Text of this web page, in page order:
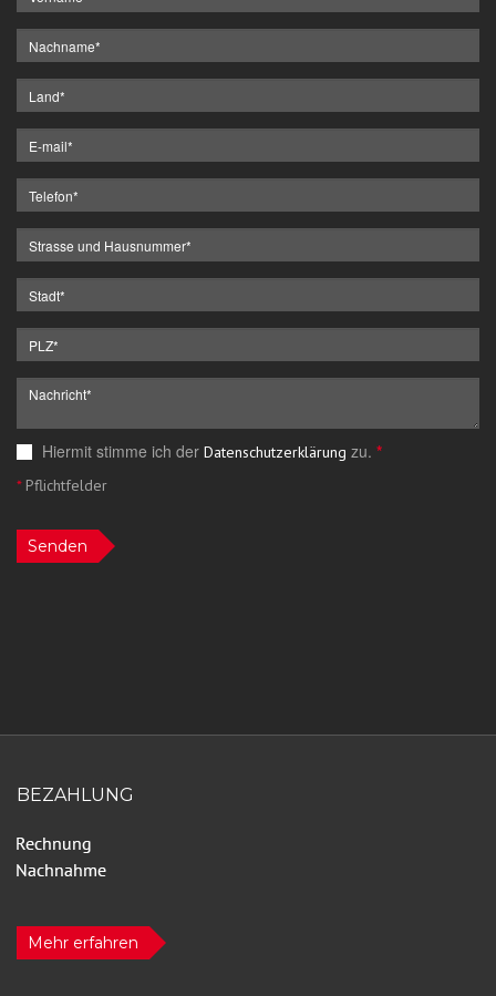
Hiermit stimme ich der Datenschutzerklärung zu. *
*Pflichtfelder
Senden
BEZAHLUNG
Mehr erfahren